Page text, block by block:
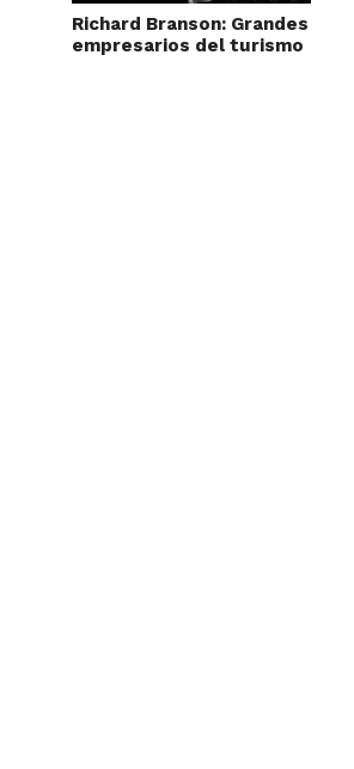
Richard Branson: Grandes
empresarios del turismo